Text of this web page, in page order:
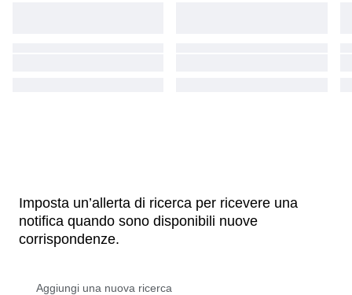
Imposta un’allerta di ricerca per ricevere una
notifica quando sono disponibili nuove
corrispondenze.